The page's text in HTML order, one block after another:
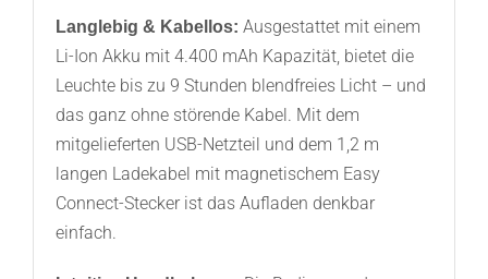
Langlebig & Kabellos: Ausgestattet mit einem
Li-Ion Akku mit 4.400 mAh Kapazität, bietet die
Leuchte bis zu 9 Stunden blendfreies Licht – und
das ganz ohne störende Kabel. Mit dem
mitgelieferten USB-Netzteil und dem 1,2 m
langen Ladekabel mit magnetischem Easy
Connect-Stecker ist das Aufladen denkbar
einfach.